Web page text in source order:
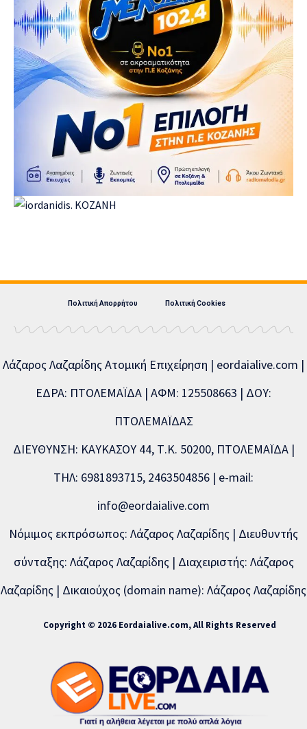
Πολιτική Απορρήτου Πολιτική Cookies
Λάζαρος Λαζαρίδης Ατομική Επιχείρηση | eordaialive.com |
ΕΔΡΑ: ΠΤΟΛΕΜΑΪΔΑ | ΑΦΜ: 125508663 | ΔΟΥ:
ΠΤΟΛΕΜΑΪΔΑΣ
ΔΙΕΥΘΥΝΣΗ: ΚΑΥΚΑΣΟΥ 44, Τ.Κ. 50200, ΠΤΟΛΕΜΑΪΔΑ |
ΤΗΛ: 6981893715, 2463504856 | e-mail:
info@eordaialive.com
Νόμιμος εκπρόσωπος: Λάζαρος Λαζαρίδης | Διευθυντής
σύνταξης: Λάζαρος Λαζαρίδης | Διαχειριστής: Λάζαρος
Λαζαρίδης | Δικαιούχος (domain name): Λάζαρος Λαζαρίδης
Copyright © 2026 Eordaialive.com, All Rights Reserved